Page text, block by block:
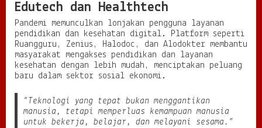
Edutech dan Healthtech
Pandemi memunculkan lonjakan pengguna layanan
pendidikan dan kesehatan digital. Platform seperti
Ruangguru, Zenius, Halodoc, dan Alodokter membantu
masyarakat mengakses pendidikan dan layanan
kesehatan dengan lebih mudah, menciptakan peluang
baru dalam sektor sosial ekonomi.
“Teknologi yang tepat bukan menggantikan
manusia, tetapi memperluas kemampuan manusia
untuk bekerja, belajar, dan melayani sesama.”